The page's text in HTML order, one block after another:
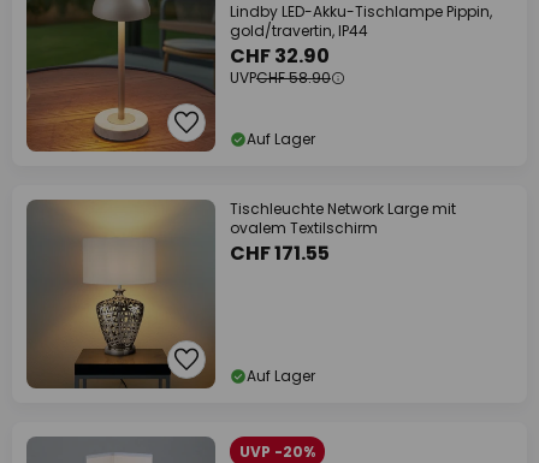
Lindby LED-Akku-Tischlampe Pippin,
gold/travertin, IP44
CHF 32.90
UVPCHF 58.90
Auf Lager
Tischleuchte Network Large mit
ovalem Textilschirm
CHF 171.55
Auf Lager
UVP -20%